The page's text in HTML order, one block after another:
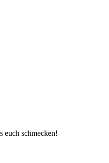
euch schmecken!